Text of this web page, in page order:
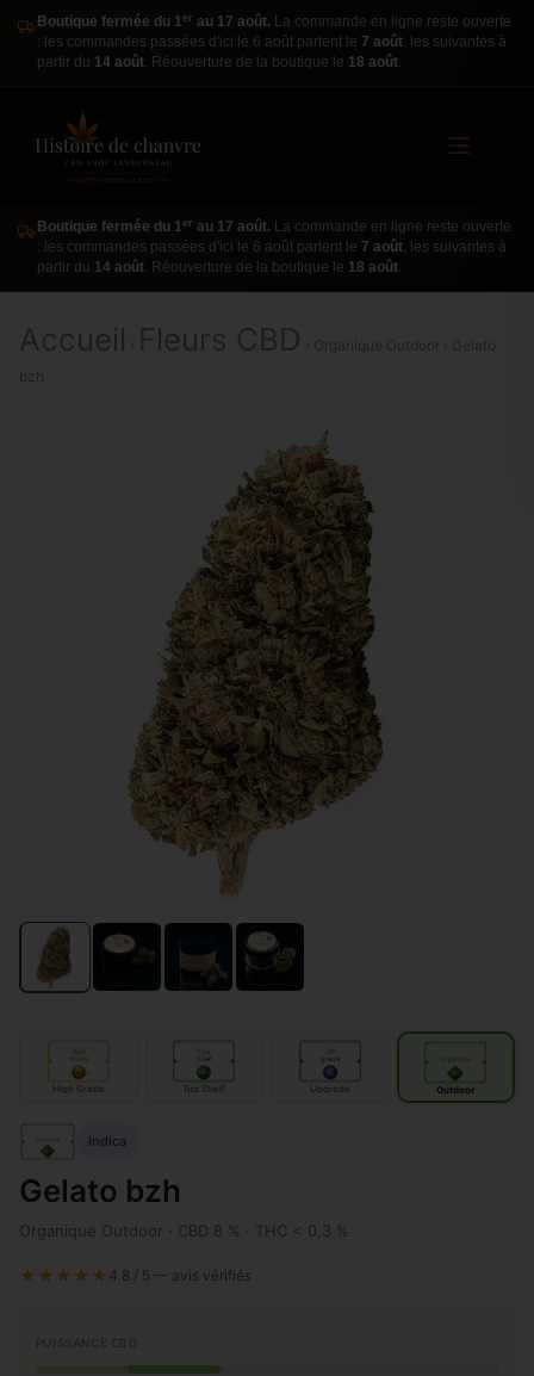
Boutique fermée du 1er au 17 août. La commande en ligne reste ouverte
: les commandes passées d'ici le 6 août partent le 7 août, les suivantes à
partir du 14 août. Réouverture de la boutique le 18 août.
Boutique fermée du 1er au 17 août. La commande en ligne reste ouverte
: les commandes passées d'ici le 6 août partent le 7 août, les suivantes à
partir du 14 août. Réouverture de la boutique le 18 août.
Accueil Fleurs CBD
› Organique Outdoor › Gelato
bzh
High
Grade
IN
High Grade
Top
Shelf
Top Shelf
grade
Upgrade
door
Outdoor
Organique
door
Indica
Gelato bzh
Organique Outdoor · CBD 8 % · THC < 0,3 %
★★★★★ 4.8 / 5 — avis vérifiés